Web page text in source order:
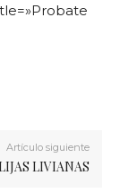
Artículo siguiente
LIVIANAS